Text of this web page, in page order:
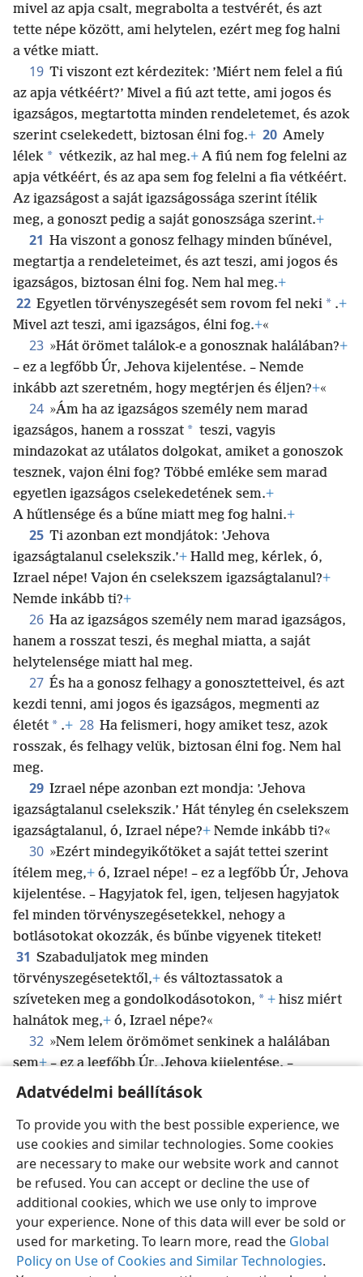
Adatvédelmi beállítások
To provide you with the best possible experience, we
use cookies and similar technologies. Some cookies
are necessary to make our website work and cannot
be refused. You can accept or decline the use of
additional cookies, which we use only to improve
your experience. None of this data will ever be sold or
used for marketing. To learn more, read the Global
Policy on Use of Cookies and Similar Technologies.
mivel az apja csalt, megrabolta a testvérét, és azt
tette népe között, ami helytelen, ezért meg fog halni
a vétke miatt.
19 Ti viszont ezt kérdezitek: ’Miért nem felel a fiú
az apja vétkéért?’ Mivel a fiú azt tette, ami jogos és
igazságos, megtartotta minden rendeletemet, és azok
szerint cselekedett, biztosan élni fog.+ 20 Amely
lélek * vétkezik, az hal meg.+ A fiú nem fog felelni az
apja vétkéért, és az apa sem fog felelni a fia vétkéért.
Az igazságost a saját igazságossága szerint ítélik
meg, a gonoszt pedig a saját gonoszsága szerint.+
21 Ha viszont a gonosz felhagy minden bűnével,
megtartja a rendeleteimet, és azt teszi, ami jogos és
igazságos, biztosan élni fog. Nem hal meg.+
22 Egyetlen törvényszegését sem rovom fel neki * .+
Mivel azt teszi, ami igazságos, élni fog.+«
23 »Hát örömet találok-e a gonosznak halálában?+
– ez a legfőbb Úr, Jehova kijelentése. – Nemde
inkább azt szeretném, hogy megtérjen és éljen?+«
24 »Ám ha az igazságos személy nem marad
igazságos, hanem a rosszat * teszi, vagyis
mindazokat az utálatos dolgokat, amiket a gonoszok
tesznek, vajon élni fog? Többé emléke sem marad
egyetlen igazságos cselekedetének sem.+
A hűtlensége és a bűne miatt meg fog halni.+
25 Ti azonban ezt mondjátok: ’Jehova
igazságtalanul cselekszik.’+ Halld meg, kérlek, ó,
Izrael népe! Vajon én cselekszem igazságtalanul?+
Nemde inkább ti?+
26 Ha az igazságos személy nem marad igazságos,
hanem a rosszat teszi, és meghal miatta, a saját
helytelensége miatt hal meg.
27 És ha a gonosz felhagy a gonosztetteivel, és azt
kezdi tenni, ami jogos és igazságos, megmenti az
életét * .+ 28 Ha felismeri, hogy amiket tesz, azok
rosszak, és felhagy velük, biztosan élni fog. Nem hal
meg.
29 Izrael népe azonban ezt mondja: ’Jehova
igazságtalanul cselekszik.’ Hát tényleg én cselekszem
igazságtalanul, ó, Izrael népe?+ Nemde inkább ti?«
30 »Ezért mindegyikőtöket a saját tettei szerint
ítélem meg,+ ó, Izrael népe! – ez a legfőbb Úr, Jehova
kijelentése. – Hagyjatok fel, igen, teljesen hagyjatok
fel minden törvényszegésetekkel, nehogy a
botlásotokat okozzák, és bűnbe vigyenek titeket!
31 Szabaduljatok meg minden
törvényszegésetektől,+ és változtassatok a
szíveteken meg a gondolkodásotokon, * + hisz miért
halnátok meg,+ ó, Izrael népe?«
32 »Nem lelem örömömet senkinek a halálában
sem+– ez a legfőbb Úr, Jehova kijelentése. –
Térjetek hát meg, és éljetek!
+
Magyar Megosztás Beállítások
Copyright © 2026 Watch Tower Bible and Tract Society of Pennsylvania
Felhasználási feltételek
Bizalmas információra vonatkozó szabályok
Adatvédelmi beállítások
JW.ORG Bejelentkezés